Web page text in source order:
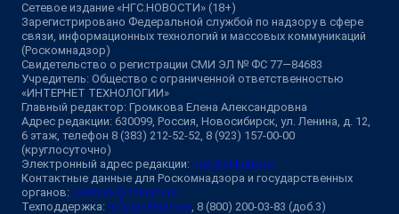
Сетевое издание «НГС.НОВОСТИ» (18+)
Зарегистрировано Федеральной службой по надзору в сфере
связи, информационных технологий и массовых коммуникаций
(Роскомнадзор)
Свидетельство о регистрации СМИ ЭЛ № ФС 77—84683
Учредитель: Общество с ограниченной ответственностью
«ИНТЕРНЕТ ТЕХНОЛОГИИ»
Главный редактор: Громкова Елена Александровна
Адрес редакции: 630099, Россия, Новосибирск, ул. Ленина, д. 12,
6 этаж, телефон 8 (383) 212-52-52, 8 (923) 157-00-00
(круглосуточно)
Электронный адрес редакции: ngs@shkulev.ru
Контактные данные для Роскомнадзора и государственных
органов: juristnsk@shkulev.ru
Техподдержка: help@shkulev.ru, 8 (800) 200-03-83 (доб.3)